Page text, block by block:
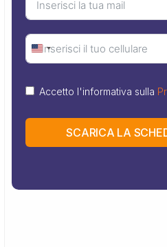
United
+1
Accetto l'informativa sulla
SCARICA LA